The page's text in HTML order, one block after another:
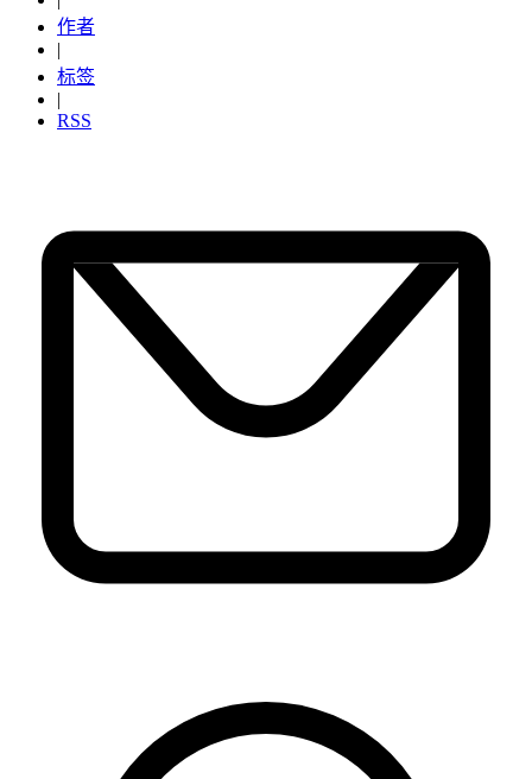
作者
|
标签
|
RSS